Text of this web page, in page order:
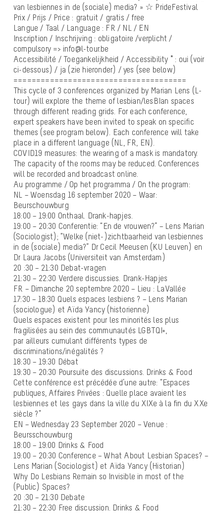
van lesbiennes in de (sociale) media? » ☆ PrideFestival
Prix / Prijs / Price : gratuit / gratis / free
Langue / Taal / Language : FR / NL / EN
Inscription / Inschrijving : obligatoire /verplicht /
compulsory => info@l-tour.be
Accessibilité / Toegankelijkheid / Accessibility * : oui (voir
ci-dessous) / ja (zie hieronder) / yes (see below)
======================================
This cycle of 3 conferences organized by Marian Lens (L-
tour) will explore the theme of lesbian/lesBIan spaces
through different reading grids. For each conference,
expert speakers have been invited to speak on specific
themes (see program below). Each conference will take
place in a different language (NL, FR, EN).
COVID19 measures: the wearing of a mask is mandatory.
The capacity of the rooms may be reduced. Conferences
will be recorded and broadcast online.
Au programme / Op het programma / On the program:
NL – Woensdag 16 september 2020 – Waar:
Beurschouwburg
18:00 – 19:00 Onthaal. Drank-hapjes.
19:00 – 20:30 Conferentie: “En de vrouwen?” – Lens Marian
(Sociologist); “Welke (niet-)zichtbaarheid van lesbiennes
in de (sociale) media?” Dr Cecil Meeusen (KU Leuven) en
Dr Laura Jacobs (Universiteit van Amsterdam)
20 :30 – 21:30 Debat-vragen
21:30 – 22:30 Verdere discussies. Drank-Hapjes
FR – Dimanche 20 septembre 2020 – Lieu : LaVallée
17:30 – 18:30 Quels espaces lesbiens ? – Lens Marian
(sociologue) et Aïda Yancy (historienne)
Quels espaces existent pour les minorités les plus
fragilisées au sein des communautés LGBTQI+,
par ailleurs cumulant différents types de
discriminations/inégalités ?
18:30 – 19:30 Débat
19:30 – 20:30 Poursuite des discussions. Drinks & Food
Cette conférence est précédée d’une autre: “Espaces
publiques, Affaires Privées : Quelle place avaient les
lesbiennes et les gays dans la ville du XIXe à la fin du XXe
siècle ?”
EN – Wednesday 23 September 2020 – Venue :
Beursschouwburg
18:00 – 19:00 Drinks & Food
19:00 – 20:30 Conference – What About Lesbian Spaces? –
Lens Marian (Sociologist) et Aïda Yancy (Historian)
Why Do Lesbians Remain so Invisible in most of the
(Public) Spaces?
20 :30 – 21:30 Debate
21:30 – 22:30 Free discussion. Drinks & Food